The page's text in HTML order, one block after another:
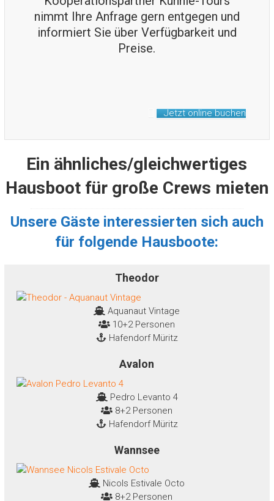
nimmt Ihre Anfrage gern entgegen und
informiert Sie über Verfügbarkeit und
Preise.
Jetzt online buchen
Ein ähnliches/gleichwertiges
Hausboot für große Crews mieten
Unsere Gäste interessierten sich auch
für folgende Hausboote:
Theodor
Aquanaut Vintage
10+2 Personen
Hafendorf Müritz
Avalon
Pedro Levanto 4
8+2 Personen
Hafendorf Müritz
Wannsee
Nicols Estivale Octo
8+2 Personen